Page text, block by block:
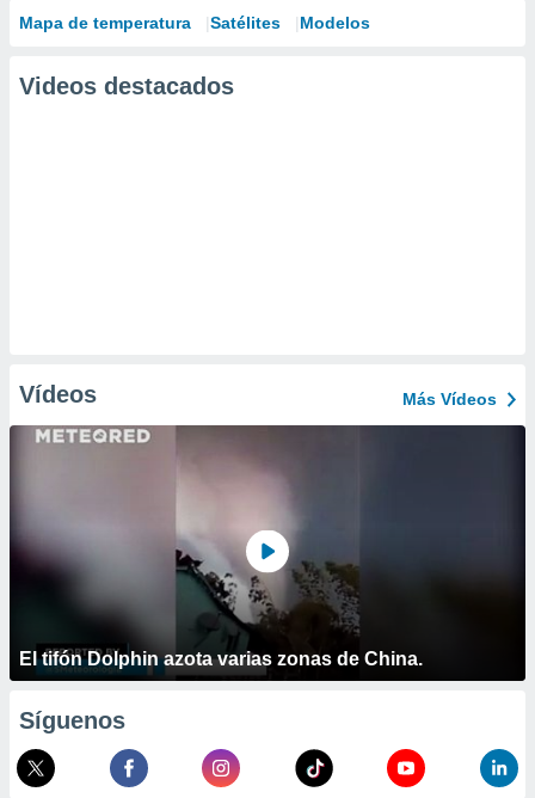
Mapa de temperatura Satélites Modelos
Videos destacados
Vídeos Más Vídeos
El tifón Dolphin azota varias zonas de China.
Síguenos